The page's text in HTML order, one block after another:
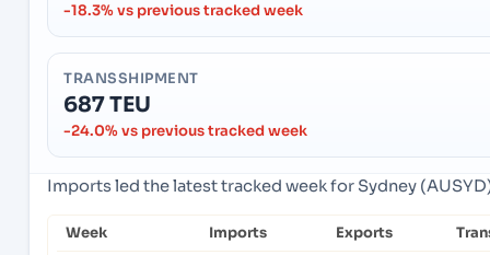
-18.3% vs previous tracked week
TRANSSHIPMENT
687 TEU
-24.0% vs previous tracked week
Imports led the latest tracked week for Sydney
Week Imports Exports